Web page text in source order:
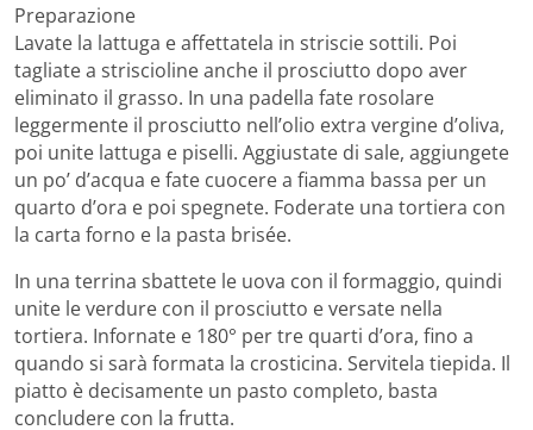
Preparazione
Lavate la lattuga e affettatela in striscie sottili. Poi
tagliate a striscioline anche il prosciutto dopo aver
eliminato il grasso. In una padella fate rosolare
leggermente il prosciutto nell’olio extra vergine d’oliva,
poi unite lattuga e piselli. Aggiustate di sale, aggiungete
un po’ d’acqua e fate cuocere a fiamma bassa per un
quarto d’ora e poi spegnete. Foderate una tortiera con
la carta forno e la pasta brisée.
In una terrina sbattete le uova con il formaggio, quindi
unite le verdure con il prosciutto e versate nella
tortiera. Infornate e 180° per tre quarti d’ora, fino a
quando si sarà formata la crosticina. Servitela tiepida. Il
piatto è decisamente un pasto completo, basta
concludere con la frutta.